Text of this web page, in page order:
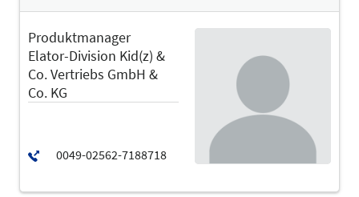
Produktmanager
Elator-Division Kid(z) &
Co. Vertriebs GmbH &
Co. KG